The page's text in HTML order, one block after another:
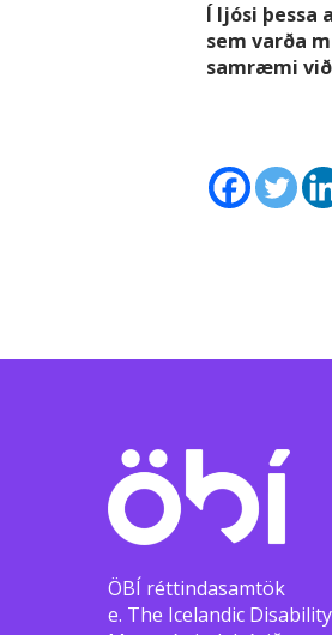
Í ljósi þessa
sem varða
samræmi
ÖBÍ réttindasamtök
e. The Icelandic